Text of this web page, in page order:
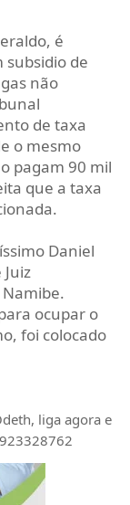
é
subsidio de
não
de taxa
o mesmo
pagam 90 mil
que a taxa
Daniel
ocupar o
foi colocado
, liga agora e